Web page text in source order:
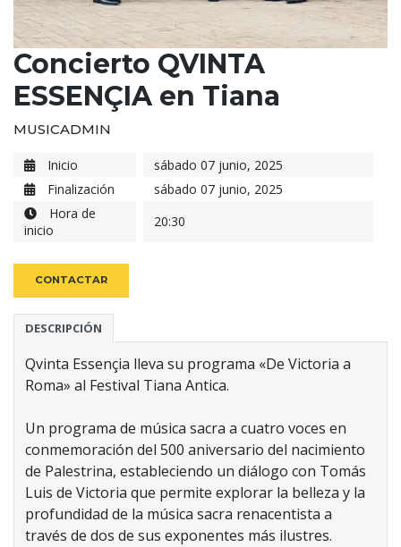
Concierto QVINTA
ESSENÇIA en Tiana
MUSICADMIN
Inicio
sábado 07 junio, 2025
Finalización
sábado 07 junio, 2025
Hora de
inicio
20:30
CONTACTAR
DESCRIPCIÓN
Qvinta Essençia lleva su programa «De Victoria a
Roma» al Festival Tiana Antica.
Un programa de música sacra a cuatro voces en
conmemoración del 500 aniversario del nacimiento
de Palestrina, estableciendo un diálogo con Tomás
Luis de Victoria que permite explorar la belleza y la
profundidad de la música sacra renacentista a
través de dos de sus exponentes más ilustres.